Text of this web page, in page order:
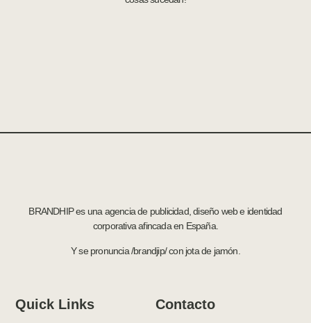
BRANDHIP es una agencia de publicidad, diseño web e identidad
corporativa afincada en España.
Y se pronuncia /brandjip/ con jota de jamón.
Quick Links Contacto